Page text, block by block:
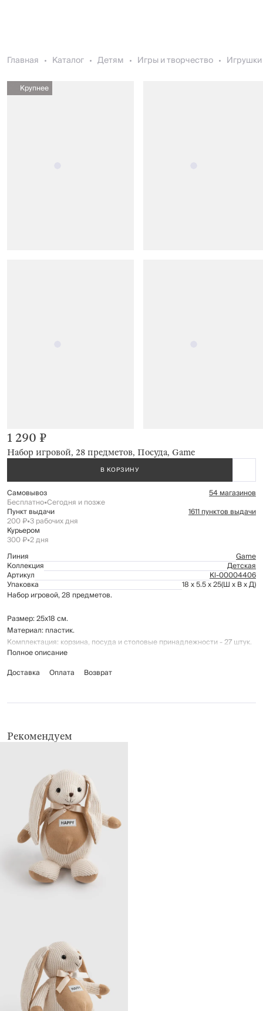
Главная Каталог Детям Игры и творчество
Крупнее
Набор игровой, 28 предметов, Посуда, Game
1 290 ₽
В КОРЗИНУ
Самовывоз 54 магазинов
Бесплатно•Сегодня и позже
Пункт выдачи 1611 пунктов выдачи
200 ₽•3 рабочих дня
Курьером
300 ₽•2 дня
Линия
Game
Коллекция Детская
Артикул Kl-00004406
Упаковка 18 x 5.5 x 25(Ш x В x Д)
Набор игровой, 28 предметов.
Размер: 25х18 см.
Материал: пластик.
Комплектация: корзина, посуда и столовые принадлежности - 27 штук.
Предназначен для детей от 3-х лет.
Полное описание
Доставка
Оплата Возврат
Рекомендуем